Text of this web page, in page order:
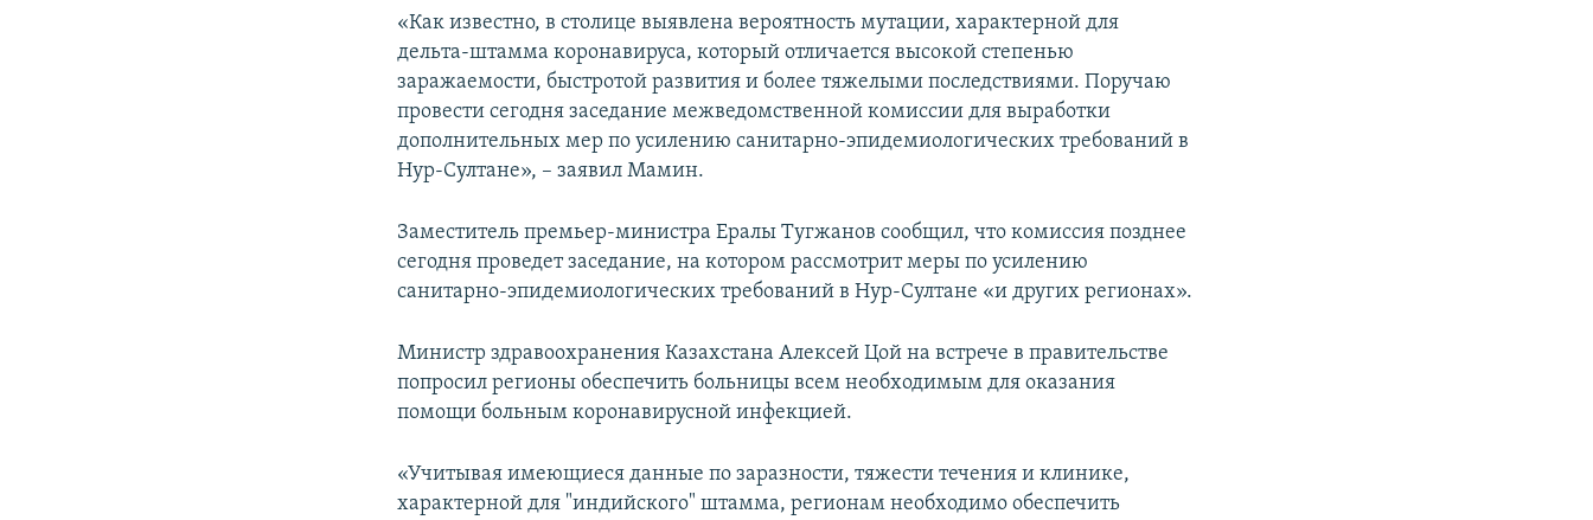
«Как известно, в столице выявлена вероятность мутации, характерной для
дельта-штамма коронавируса, который отличается высокой степенью
заражаемости, быстротой развития и более тяжелыми последствиями. Поручаю
провести сегодня заседание межведомственной комиссии для выработки
дополнительных мер по усилению санитарно-эпидемиологических требований в
Нур-Султане», – заявил Мамин.
Заместитель премьер-министра Ералы Тугжанов сообщил, что комиссия позднее
сегодня проведет заседание, на котором рассмотрит меры по усилению
санитарно-эпидемиологических требований в Нур-Султане «и других регионах».
Министр здравоохранения Казахстана Алексей Цой на встрече в правительстве
попросил регионы обеспечить больницы всем необходимым для оказания
помощи больным коронавирусной инфекцией.
«Учитывая имеющиеся данные по заразности, тяжести течения и клинике,
характерной для "индийского" штамма, регионам необходимо обеспечить